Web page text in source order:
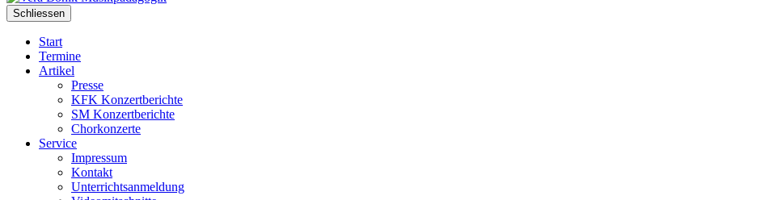
Schliessen
Start
Termine
Artikel
Presse
KFK Konzertberichte
SM Konzertberichte
Chorkonzerte
Service
Impressum
Kontakt
Unterrichtsanmeldung